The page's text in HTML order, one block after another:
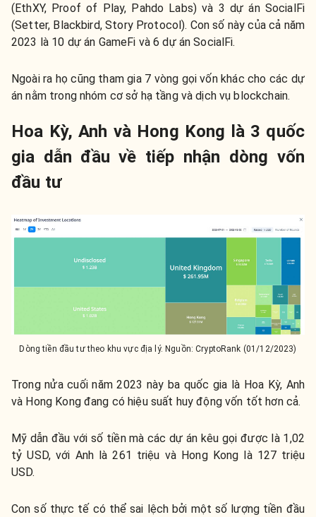
(EthXY, Proof of Play, Pahdo Labs) và 3 dự án SocialFi
(Setter, Blackbird, Story Protocol). Con số này của cả năm
2023 là 10 dự án GameFi và 6 dự án SocialFi.
Ngoài ra họ cũng tham gia 7 vòng gọi vốn khác cho các dự
án nằm trong nhóm cơ sở hạ tầng và dịch vụ blockchain.
Hoa Kỳ, Anh và Hong Kong là 3 quốc
gia dẫn đầu về tiếp nhận dòng vốn
đầu tư
Dòng tiền đầu tư theo khu vực địa lý. Nguồn: CryptoRank (01/12/2023)
Trong nửa cuối năm 2023 này ba quốc gia là Hoa Kỳ, Anh
và Hong Kong đang có hiệu suất huy động vốn tốt hơn cả.
Mỹ dẫn đầu với số tiền mà các dự án kêu gọi được là 1,02
tỷ USD, với Anh là 261 triệu và Hong Kong là 127 triệu
USD.
Con số thực tế có thể sai lệch bởi một số lượng tiền đầu